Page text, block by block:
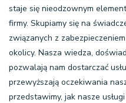
staje się nieodzownym
firmy. Skupiamy się na
związanych z
okolicy. Nasza wiedza,
pozwalają nam dostarczać
przewyższają oczekiwania
przedstawimy, jak nasze